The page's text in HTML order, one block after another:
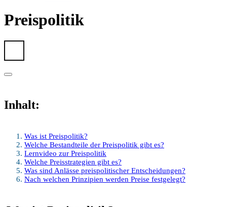
Preispolitik
Inhalt:
Was ist Preispolitik?
Welche Bestandteile der Preispolitik gibt es?
Lernvideo zur Preispolitik
Welche Preisstrategien gibt es?
Was sind Anlässe preispolitischer Entscheidungen?
Nach welchen Prinzipien werden Preise festgelegt?